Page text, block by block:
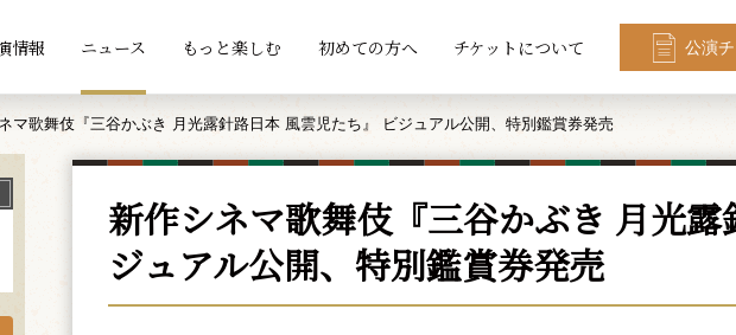
情報 ニュース もっと楽しむ 初めての方へ チケットについて 公演
マ歌舞伎『三谷かぶき 月光露針路日本 風雲児たち』 ビジュアル公開、特別鑑賞券発売
新作シネマ歌舞伎『三谷かぶき 月光
ジュアル公開、特別鑑賞券発売